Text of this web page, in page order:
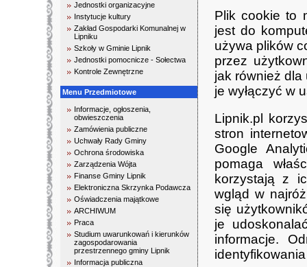
Jednostki organizacyjne
Instytucje kultury
Zakład Gospodarki Komunalnej w
Lipniku
Szkoły w Gminie Lipnik
Jednostki pomocnicze - Sołectwa
Kontrole Zewnętrzne
Menu Przedmiotowe
Informacje, ogłoszenia,
obwieszczenia
Zamówienia publiczne
Uchwały Rady Gminy
Ochrona środowiska
Zarządzenia Wójta
Finanse Gminy Lipnik
Elektroniczna Skrzynka Podawcza
Oświadczenia majątkowe
ARCHIWUM
Praca
Studium uwarunkowań i kierunków
zagospodarowania
przestrzennego gminy Lipnik
Informacja publiczna
Plik cookie to
jest do
używa plików
przez
jak również
je wyłączyć w
Lipnik.pl
stron
Google
pomaga
korzystają z
wgląd w
się
je
informacje.